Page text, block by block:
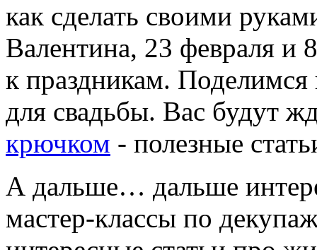
как сделать своими
Валентина, 23 февраля и
к праздникам. Поделимся
для свадьбы. Вас будут
крючком - полезные
А дальше… дальше
мастер-классы по